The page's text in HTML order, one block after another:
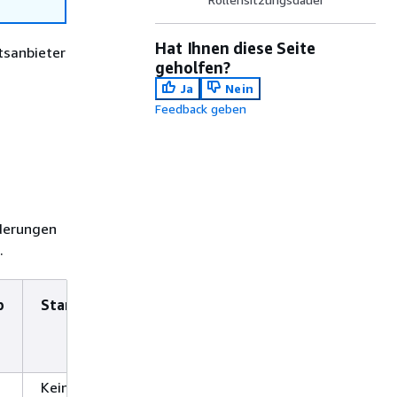
Standardwert
Keine
Hat Ihnen diese Seite
geholfen?
Ja
Nein
Feedback geben